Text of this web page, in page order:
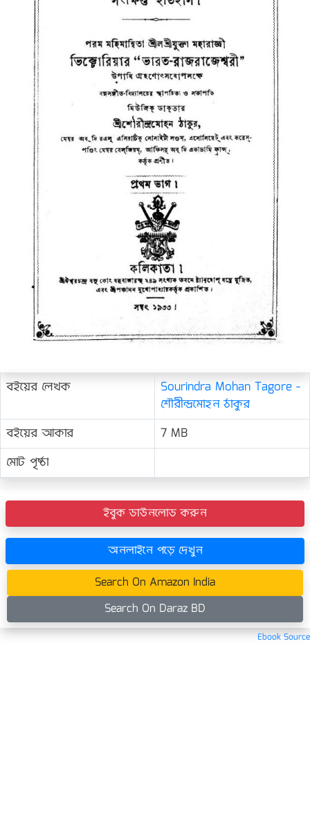
বইয়ের লেখক
Sourindra Mohan Tagore -
শৌরীন্দ্রমোহন ঠাকুর
বইয়ের আকার
7 MB
মোট পৃষ্ঠা
ইবুক ডাউনলোড করুন
অনলাইনে পড়ে দেখুন
Search On Amazon India
Search On Daraz BD
Ebook Source